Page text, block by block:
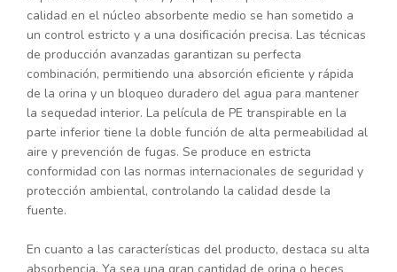
calidad en el núcleo absorbente medio se han sometido a
un control estricto y a una dosificación precisa. Las técnicas
de producción avanzadas garantizan su perfecta
combinación, permitiendo una absorción eficiente y rápida
de la orina y un bloqueo duradero del agua para mantener
la sequedad interior. La película de PE transpirable en la
parte inferior tiene la doble función de alta permeabilidad al
aire y prevención de fugas. Se produce en estricta
conformidad con las normas internacionales de seguridad y
protección ambiental, controlando la calidad desde la
fuente.
En cuanto a las características del producto, destaca su alta